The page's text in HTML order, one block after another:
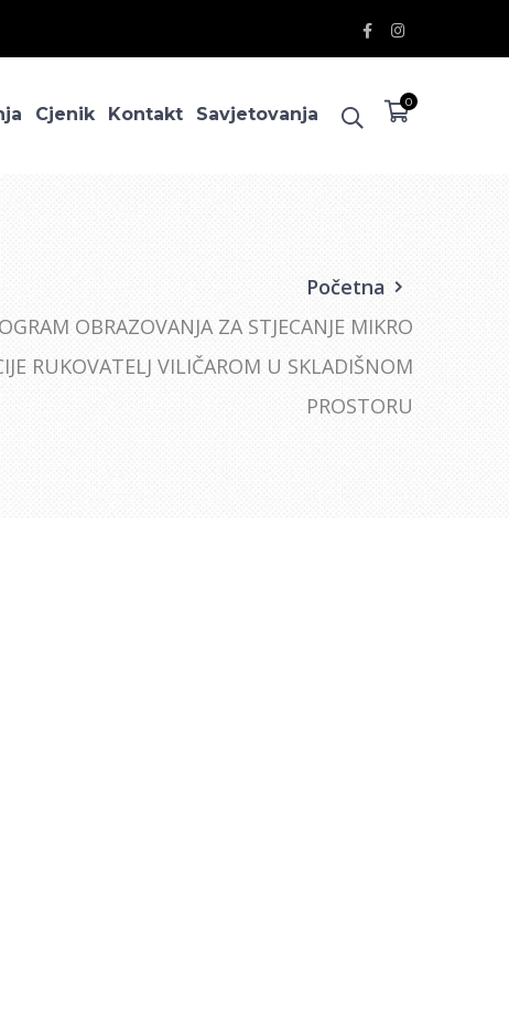
Facebook
Profile
Instagram
Profile
0
Cjenik Kontakt Savjetovanja
Početna
OBRAZOVANJA ZA STJECANJE MIKRO
RUKOVATELJ VILIČAROM U SKLADIŠNOM
PROSTORU